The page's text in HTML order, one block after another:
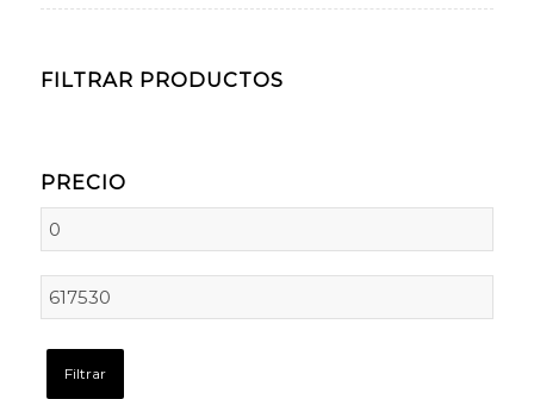
FILTRAR PRODUCTOS
PRECIO
Filtrar